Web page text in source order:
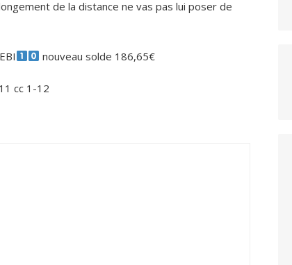
de la distance ne vas pas lui poser de
nouveau solde 186,65€
cc 1-12